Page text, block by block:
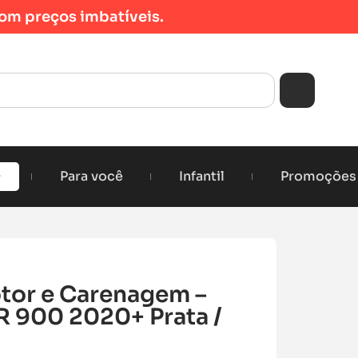
preços imbatíveis.
Para você Infantil Promoções
e Carenagem –
900 2020+ Prata /